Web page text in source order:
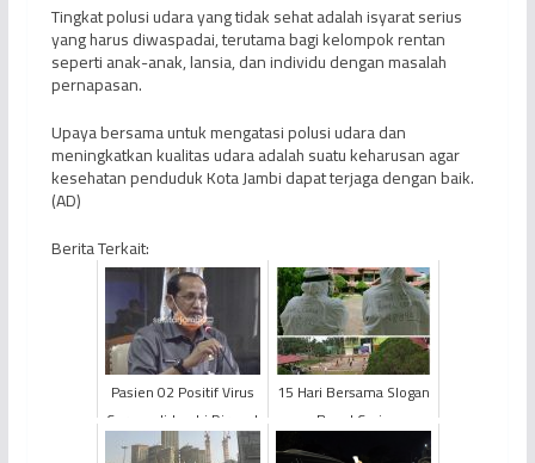
Tingkat polusi udara yang tidak sehat adalah isyarat serius
yang harus diwaspadai, terutama bagi kelompok rentan
seperti anak-anak, lansia, dan individu dengan masalah
pernapasan.
Upaya bersama untuk mengatasi polusi udara dan
meningkatkan kualitas udara adalah suatu keharusan agar
kesehatan penduduk Kota Jambi dapat terjaga dengan baik.
(AD)
Berita Terkait:
Pasien 02 Positif Virus
Corona di Jambi Dirawat
di Kerinci
15 Hari Bersama Slogan
Bapel Ceria